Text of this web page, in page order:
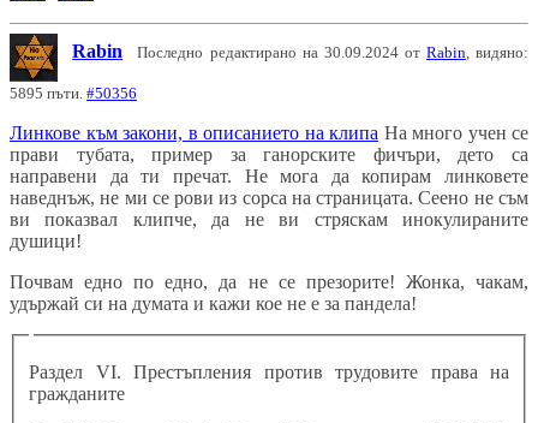
Rabin Последно редактирано на 30.09.2024 от Rabin , видяно:
5895 пъти. #50356
Линкове към закони, в описанието на клипа На много учен се
прави тубата, пример за ганорските фичъри, дето са
направени да ти пречат. Не мога да копирам линковете
наведнъж, не ми се рови из сорса на страницата. Сеено не съм
ви показвал клипче, да не ви стряскам инокулираните
душици!
Почвам едно по едно, да не се презорите! Жонка, чакам,
удържай си на думата и кажи кое не е за пандела!
Раздел VI. Престъпления против трудовите права на
гражданите